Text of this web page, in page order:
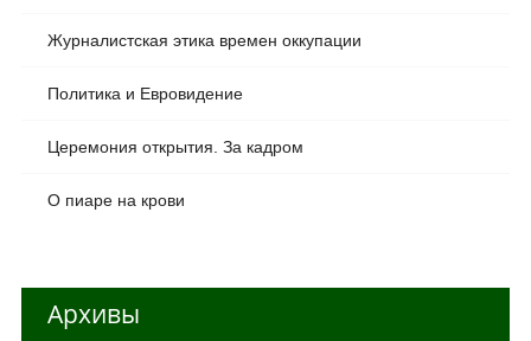
Журналистская этика времен оккупации
Политика и Евровидение
Церемония открытия. За кадром
О пиаре на крови
Архивы